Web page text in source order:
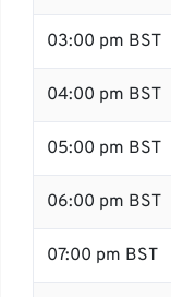
03:00 pm BST
04:00 pm BST
05:00 pm BST
06:00 pm BST
07:00 pm BST